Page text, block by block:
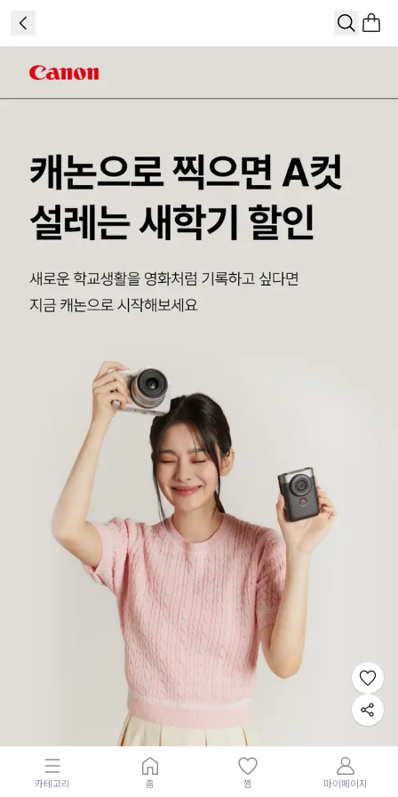
카테고리 홈 찜 마이페이지